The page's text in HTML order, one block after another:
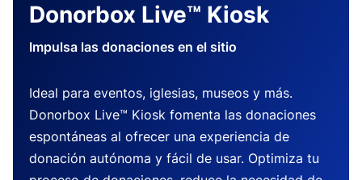
Donorbox Live™ Kiosk
Impulsa las donaciones en el sitio
Ideal para eventos, iglesias, museos y más.
Donorbox Live™ Kiosk fomenta las donaciones
espontáneas al ofrecer una experiencia de
donación autónoma y fácil de usar. Optimiza tu